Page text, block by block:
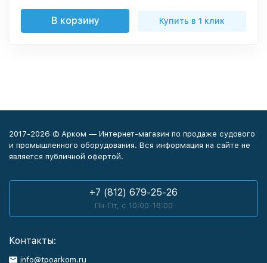
В корзину Купить в 1 клик
2017-2026 © Арком — Интернет-магазин по продаже судового
и промышленного оборудования. Вся информация на сайте не
является публичной офертой.
+7 (812) 679-25-26
Пн-Пт, с 10:00-18:00
Контакты:
info@tpoarkom.ru